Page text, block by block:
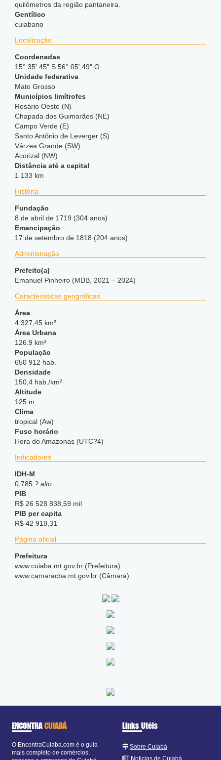
quilômetros da região pantaneira.
Gentílico
cuiabano
Localização
Coordenadas
15° 35' 45" S 56° 05' 49" O
Unidade federativa
Mato Grosso
Municípios limítrofes
Rosário Oeste (N)
Chapada dos Guimarães (NE)
Campo Verde (E)
Santo Antônio de Leverger (S)
Várzea Grande (SW)
Acorizal (NW)
Distância até a capital
1 133 km
História
Fundação
8 de abril de 1719 (304 anos)
Emancipação
17 de setembro de 1818 (204 anos)
Administração
Prefeito(a)
Emanuel Pinheiro (MDB, 2021 – 2024)
Características geográficas
Área
4 327,45 km²
Área Urbana
126.9 km²
População
650 912 hab.
Densidade
150,4 hab./km²
Altitude
125 m
Clima
tropical (Aw)
Fuso horário
Hora do Amazonas (UTC?4)
Indicadores
IDH-M
0,785 ? alto
PIB
R$ 26 528 838,59 mil
PIB per capita
R$ 42 918,31
Página oficial
Prefeitura
www.cuiaba.mt.gov.br (Prefeitura)
www.camaracba.mt.gov.br (Câmara)
ENCONTRACUIABÁ
O EncontraCuiaba.com é o guia
mais completo de comércios,
Links Utéis
Sobre Cuiabá
Noticias de Cuiabá